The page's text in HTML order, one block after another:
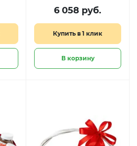
нежность»
6 058 руб.
Купить в 1 клик
В корзину